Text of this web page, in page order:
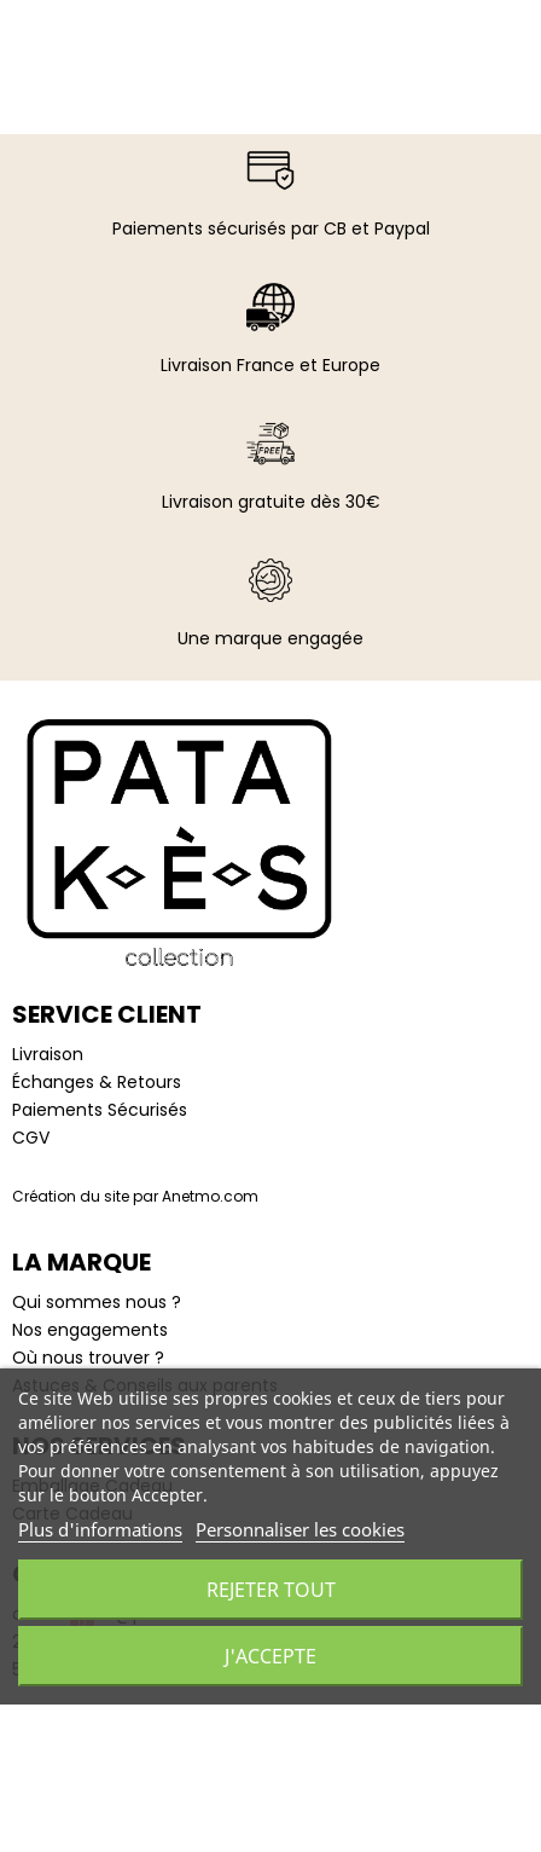
Paiements sécurisés par CB et Paypal​
Livraison France et Europe
Livraison gratuite dès 30€
Une marque engagée
SERVICE CLIENT
Livraison
Échanges & Retours
Paiements Sécurisés
CGV
Création du site par Anetmo.com
LA MARQUE
Qui sommes nous ?
Nos engagements
Où nous trouver ?
Astuces & Conseils aux parents
NOS SERVICES
Emballage Cadeau
Carte Cadeau
CONTACT
commercial@patakes-collection.com
26 rue du Petit-fossart
59300 Valenciennes
Ce site Web utilise ses propres cookies et ceux de tiers pour
améliorer nos services et vous montrer des publicités liées à
vos préférences en analysant vos habitudes de navigation.
Pour donner votre consentement à son utilisation, appuyez
sur le bouton Accepter.
Plus d'informations Personnaliser les cookies
REJETER TOUT
J'ACCEPTE
0